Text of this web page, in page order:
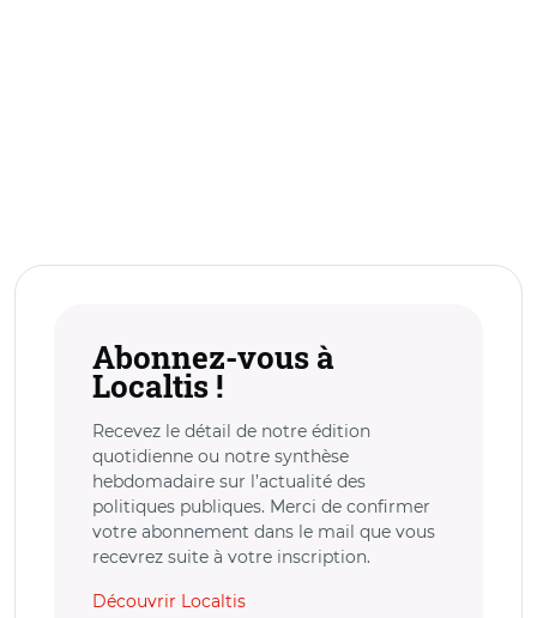
Abonnez-vous à
Localtis !
Recevez le détail de notre édition
quotidienne ou notre synthèse
hebdomadaire sur l’actualité des
politiques publiques. Merci de confirmer
votre abonnement dans le mail que vous
recevrez suite à votre inscription.
Découvrir Localtis